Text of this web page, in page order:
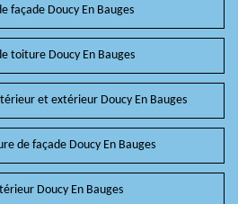
façade Doucy En Bauges
toiture Doucy En Bauges
et extérieur Doucy En Bauges
de façade Doucy En Bauges
Doucy En Bauges